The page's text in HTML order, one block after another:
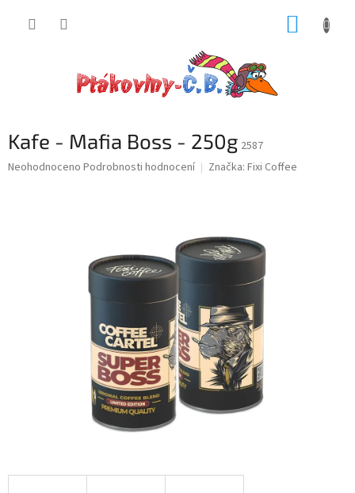
Kafe - Mafia Boss - 250g 2587
Průměrné
Neohodnoceno Podrobnosti hodnocení Značka: Fixi Coffee